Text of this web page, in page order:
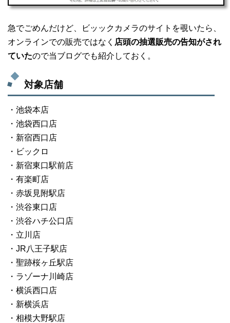
急でごめんだけど、ビッックカメラのサイトを覗いたら、
オンラインでの販売ではなく 店頭の抽選販売の告知がされ
ていたので当ブログでも紹介しておく。
対象店舗
・池袋本店
・池袋西口店
・新宿西口店
・ビックロ
・新宿東口駅前店
・有楽町店
・赤坂見附駅店
・渋谷東口店
・渋谷ハチ公口店
・立川店
・JR八王子駅店
・聖跡桜ヶ丘駅店
・ラゾーナ川崎店
・横浜西口店
・新横浜店
・相模大野駅店